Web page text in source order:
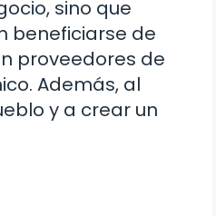
sino que
beneficiarse de
proveedores de
Además, al
y a crear un